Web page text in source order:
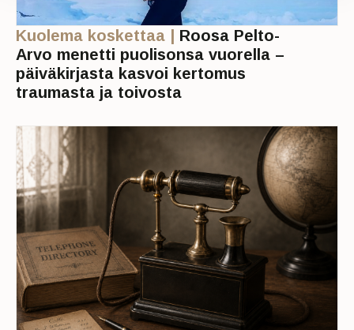
Kuolema koskettaa | Roosa Pelto-
Arvo menetti puolisonsa vuorella –
päiväkirjasta kasvoi kertomus
traumasta ja toivosta